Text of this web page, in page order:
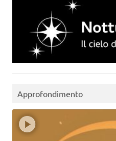
Approfondimento